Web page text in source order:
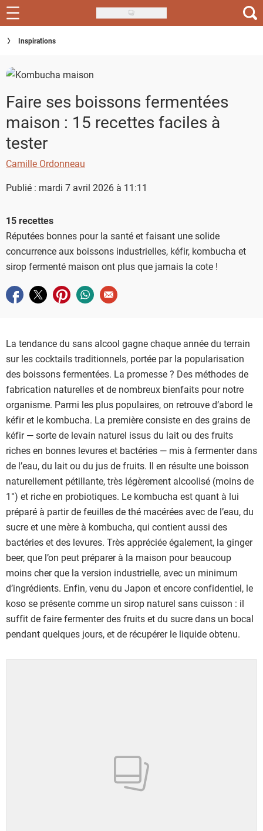
Skip
to
main
Recettes
Inspirations
Menu de la semaine
Actus
Téléchargez l'app Saveurs Recettes
Index des recettes
Guide d'achat
Inspirations
Faire ses boissons fermentées
maison : 15 recettes faciles à
tester
Camille Ordonneau
Publié : mardi 7 avril 2026 à 11:11
15 recettes
Réputées bonnes pour la santé et faisant une solide
concurrence aux boissons industrielles, kéfir, kombucha et
sirop fermenté maison ont plus que jamais la cote !
Partager sur facebook
Partager sur twitter
Partager sur pinterest
Partager sur whatsapp
Envoyer à un ami
La tendance du sans alcool gagne chaque année du terrain
sur les cocktails traditionnels, portée par la popularisation
des boissons fermentées. La promesse ? Des méthodes de
fabrication naturelles et de nombreux bienfaits pour notre
organisme. Parmi les plus populaires, on retrouve d’abord le
kéfir et le kombucha. La première consiste en des grains de
kéfir — sorte de levain naturel issus du lait ou des fruits
riches en bonnes levures et bactéries — mis à fermenter dans
de l’eau, du lait ou du jus de fruits. Il en résulte une boisson
naturellement pétillante, très légèrement alcoolisé (moins de
1°) et riche en probiotiques. Le kombucha est quant à lui
préparé à partir de feuilles de thé macérées avec de l’eau, du
sucre et une mère à kombucha, qui contient aussi des
bactéries et des levures. Très appréciée également, la ginger
beer, que l’on peut préparer à la maison pour beaucoup
moins cher que la version industrielle, avec un minimum
d’ingrédients. Enfin, venu du Japon et encore confidentiel, le
koso se présente comme un sirop naturel sans cuisson : il
suffit de faire fermenter des fruits et du sucre dans un bocal
pendant quelques jours, et de récupérer le liquide obtenu.